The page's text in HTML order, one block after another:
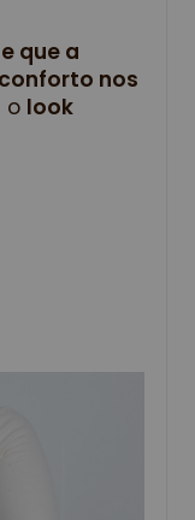
que a
conforto nos
o look